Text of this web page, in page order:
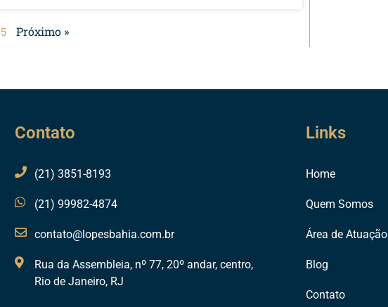
5 Próximo »
Contato
(21) 3851-8193
(21) 99982-4874
contato@lopesbahia.com.br
Rua da Assembleia, nº 77, 20º andar, centro,
Rio de Janeiro, RJ
Links
Home
Quem Somos
Área de Atuação
Blog
Contato